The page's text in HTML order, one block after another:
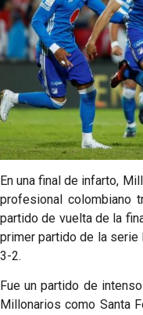
En una final de infarto,
profesional colombiano
partido de vuelta de la
primer partido de la
3-2.
Fue un partido de
Millonarios como Santa